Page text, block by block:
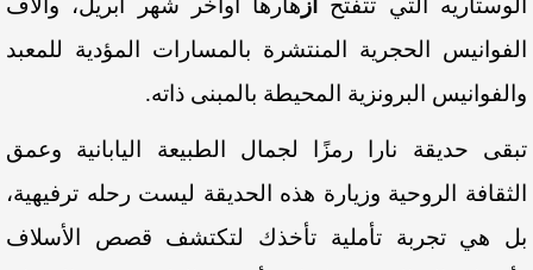
الوستاريه
التي تتفتح أز هارها أواخر شهر أبريل،
وآلاف
الفوانيس
الحجرية المنتشرة بالمسارات المؤدية
للمعبد
والفوانيس
البرونزية المحيطة بالمبنى ذاته.
تبقى حديقة نارا رمزًا لجمال الطبيعة اليابانية وعمق
الثقافة الروحية وزيارة هذه الحديقة ليست رحله ترفيهية،
بل هي تجربة تأملية تأخذك لتكتشف قصص الأسلاف